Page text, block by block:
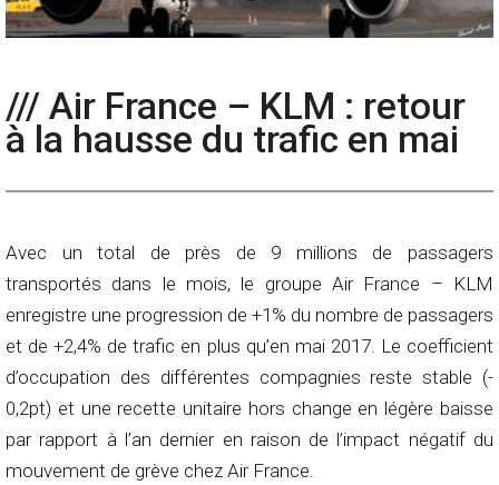
/// Air France – KLM : retour
à la hausse du trafic en mai
Avec un total de près de 9 millions de passagers
transportés dans le mois, le groupe Air France – KLM
enregistre une progression de +1% du nombre de passagers
et de +2,4% de trafic en plus qu’en mai 2017. Le coefficient
d’occupation des différentes compagnies reste stable (-
0,2pt) et une recette unitaire hors change en légère baisse
par rapport à l’an dernier en raison de l’impact négatif du
mouvement de grève chez Air France.